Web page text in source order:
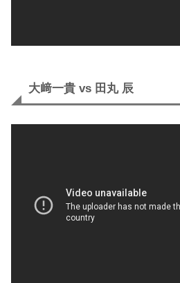
大﨑一貴 vs 田丸 辰